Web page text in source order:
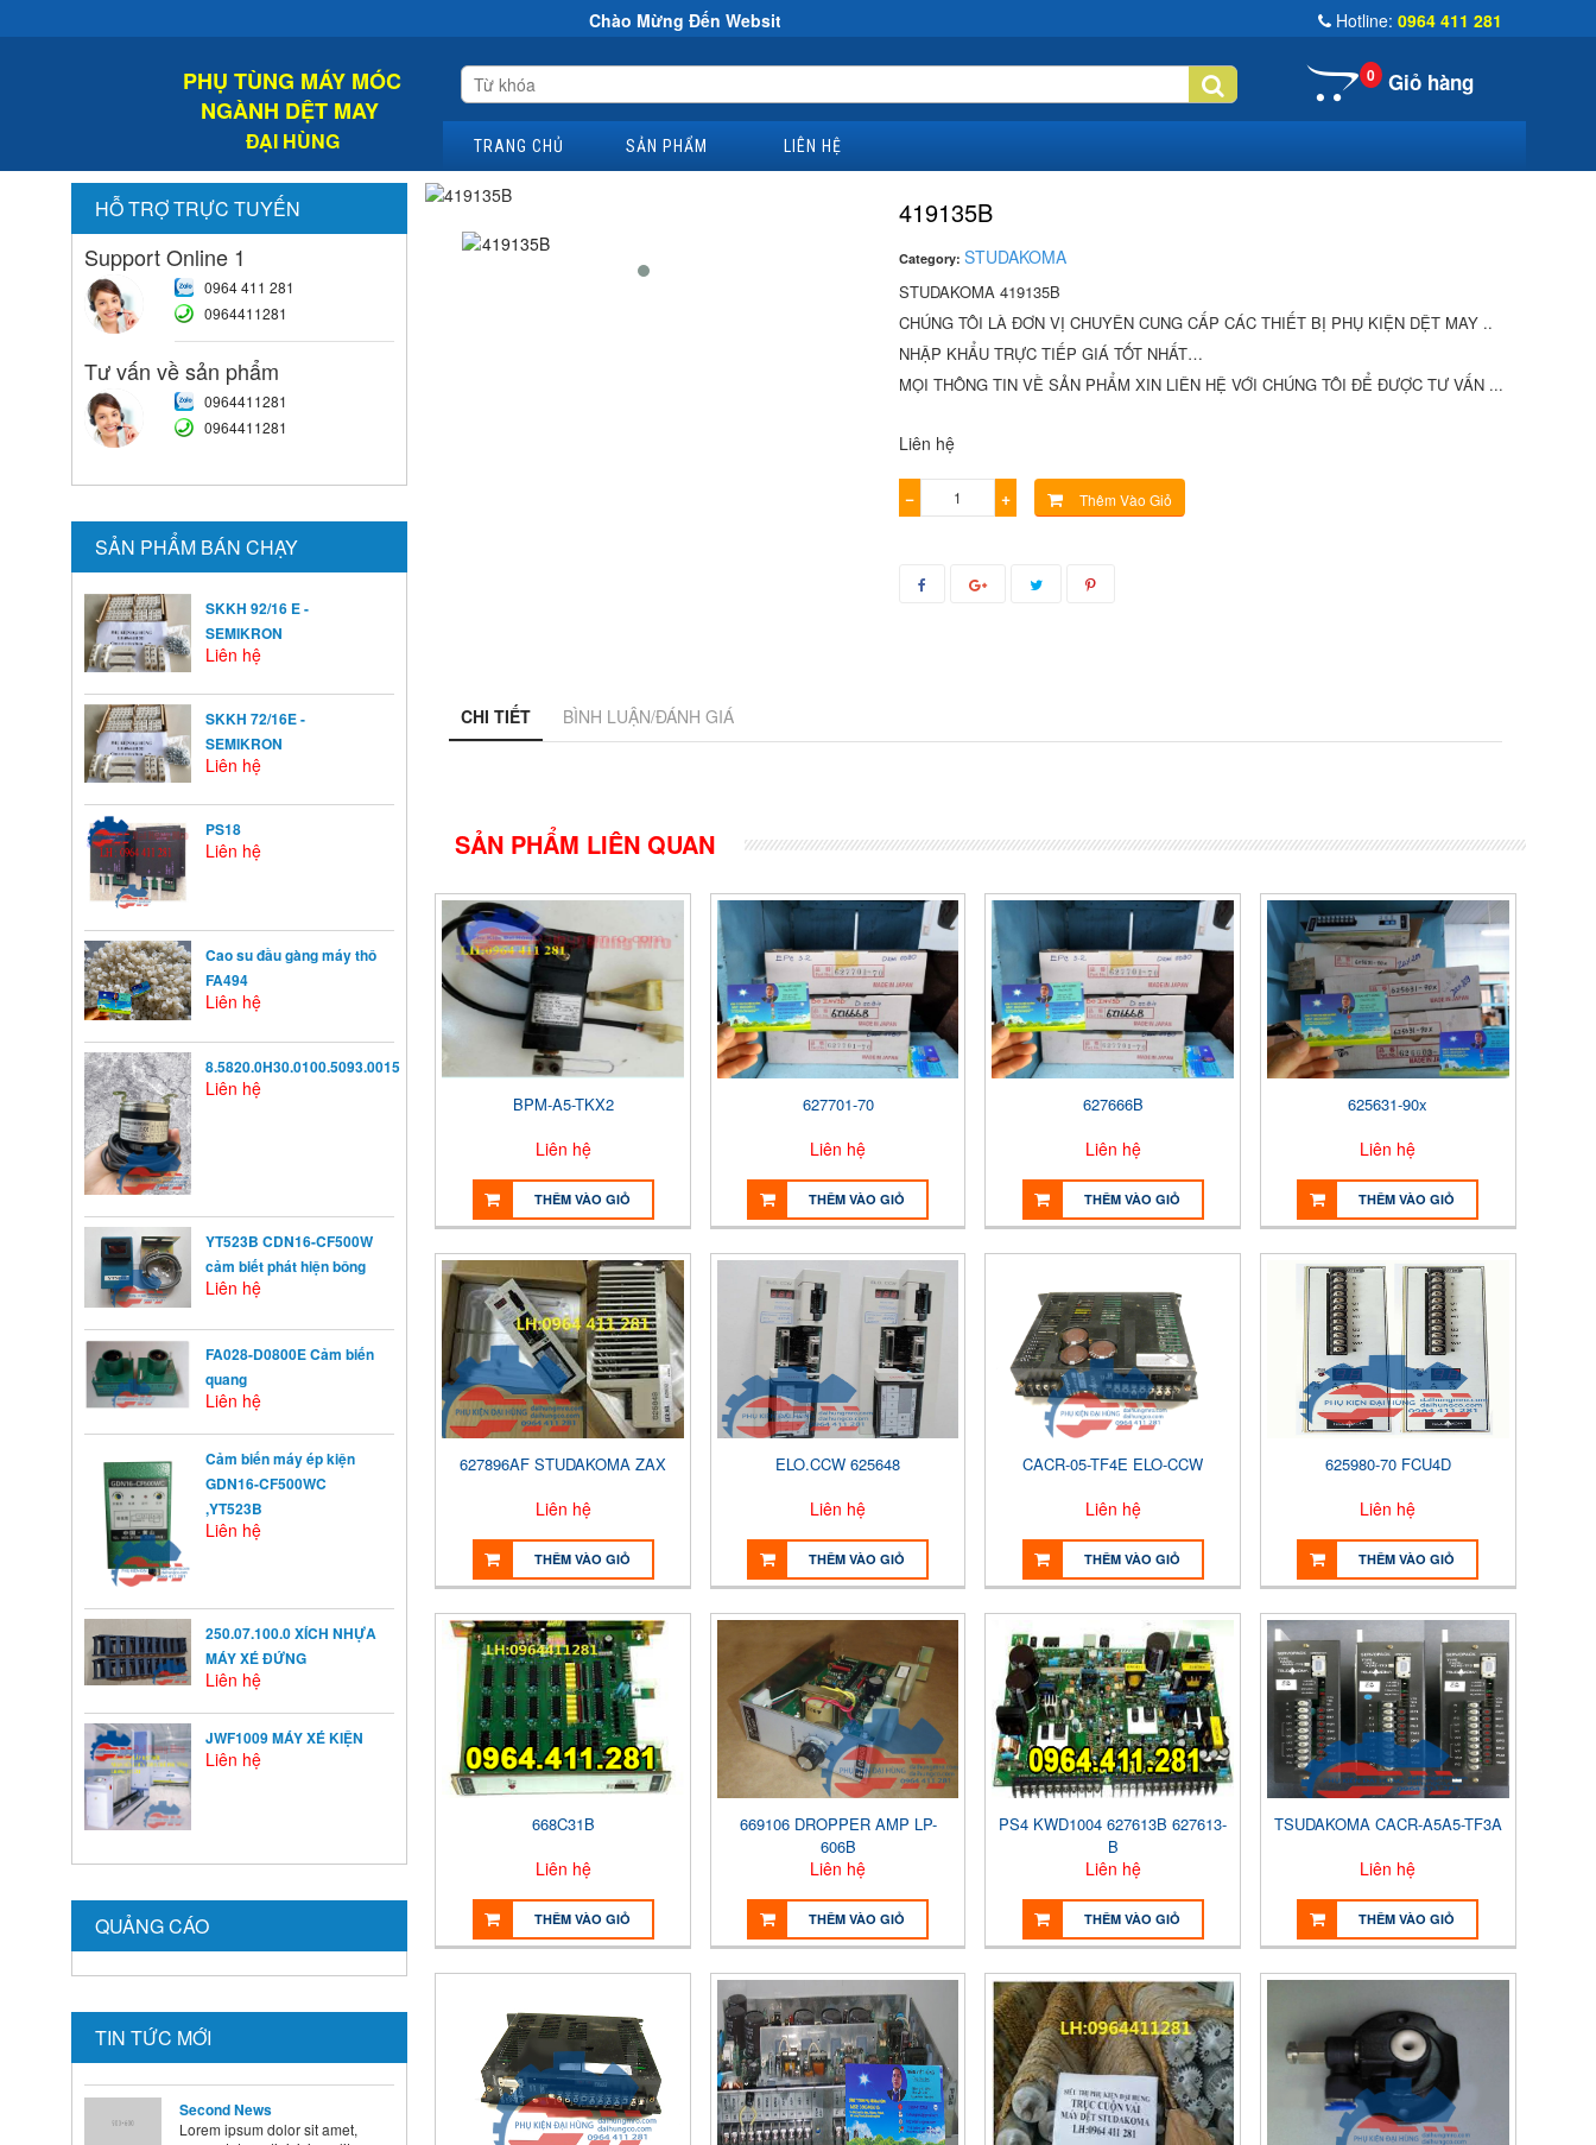
Chào Mừng Đến Website Đại Hùng Co Hotline: 0964 411 281
PHỤ TÙNG MÁY MÓC
NGÀNH DỆT MAY
ĐẠI HÙNG
0 Giỏ hàng
TRANG CHỦ SẢN PHẨM LIÊN HỆ
HỖ TRỢ TRỰC TUYẾN
Support Online 1
0964 411 281
0964411281
Tư vấn về sản phẩm
0964411281
0964411281
SẢN PHẨM BÁN CHẠY
SKKH 92/16 E -
SEMIKRON
Liên hệ
SKKH 72/16E -
SEMIKRON
Liên hệ
PS18
Liên hệ
Cao su đầu gàng máy thô
FA494
Liên hệ
8.5820.0H30.0100.5093.0015
Liên hệ
YT523B CDN16-CF500W
cảm biết phát hiện bông
Liên hệ
FA028-D0800E Cảm biến
quang
Liên hệ
Cảm biến máy ép kiện
GDN16-CF500WC
,YT523B
Liên hệ
250.07.100.0 XÍCH NHỰA
MÁY XÉ ĐỨNG
Liên hệ
JWF1009 MÁY XÉ KIỆN
Liên hệ
QUẢNG CÁO
TIN TỨC MỚI
KHỞI ĐỘNG TỪ LÀ GÌ?
Khởi động từ (KĐT) là một loại
khí cụ điện dùng ...
NGUYÊN NHÂN ẢNH
HƯỞNG ĐẾN VIỆC TĂNG
TRƯỞNG CỦA TRẺ
Ở mỗi thời kỳ trẻ có sự phát
triển khác nhau ...
BÍ QUYẾT SỬ DỤNG MEN VI
SINH Ở TRẺ
Là cha mẹ ai cũng mong
muốn con mình lớn lên ...
HƯỚNG DẪN CAI SỮA CHO
HIỆU QUẢ CÁC BÀ MẸ NÊN
dưỡng và chăm sóc nhi, muốn
Second News
Lorem ipsum dolor sit amet,
consectetur adipisicing elit.
Dolore, veritatis, tempora, ...
419135B
Category: STUDAKOMA
STUDAKOMA 419135B
CHÚNG TÔI LÀ ĐƠN VỊ CHUYÊN CUNG CẤP CÁC THIẾT BỊ PHỤ KIỆN DỆT MAY ..
NHẬP KHẨU TRỰC TIẾP GIÁ TỐT NHẤT…
MỌI THÔNG TIN VỀ SẢN PHẨM XIN LIÊN HỆ VỚI CHÚNG TÔI ĐỂ ĐƯỢC TƯ VẤN ...
Liên hệ
− + Thêm Vào Giỏ
CHI TIẾT BÌNH LUẬN/ĐÁNH GIÁ
SẢN PHẨM LIÊN QUAN
BPM-A5-TKX2
Liên hệ
THÊM VÀO GIỎ
627701-70
Liên hệ
THÊM VÀO GIỎ
627666B
Liên hệ
THÊM VÀO GIỎ
625631-90x
Liên hệ
THÊM VÀO GIỎ
627896AF STUDAKOMA ZAX
Liên hệ
THÊM VÀO GIỎ
ELO.CCW 625648
Liên hệ
THÊM VÀO GIỎ
CACR-05-TF4E ELO-CCW
Liên hệ
THÊM VÀO GIỎ
625980-70 FCU4D
Liên hệ
THÊM VÀO GIỎ
668C31B
Liên hệ
THÊM VÀO GIỎ
669106 DROPPER AMP LP-
606B
Liên hệ
THÊM VÀO GIỎ
PS4 KWD1004 627613B 627613-
B
Liên hệ
THÊM VÀO GIỎ
TSUDAKOMA CACR-A5A5-TF3A
Liên hệ
THÊM VÀO GIỎ